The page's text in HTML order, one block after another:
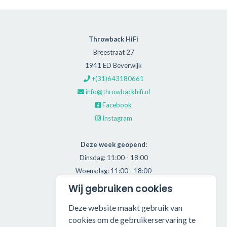
Throwback HiFi
Breestraat 27
1941 ED Beverwijk
+(31)643180661
info@throwbackhifi.nl
Facebook
Instagram
Deze week geopend:
Dinsdag: 11:00 - 18:00
Woensdag: 11:00 - 18:00
Donderdag: 11:00 - 21:00
Vrijdag: 11:00 - 18:00
Zaterdag: 11:00 - 17:00
Wij gebruiken cookies
Deze website maakt gebruik van
cookies om de gebruikerservaring te